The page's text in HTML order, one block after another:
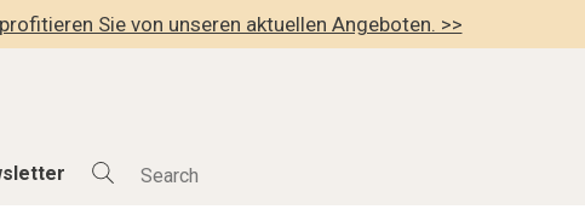
Sie von unseren aktuellen Angeboten. >>